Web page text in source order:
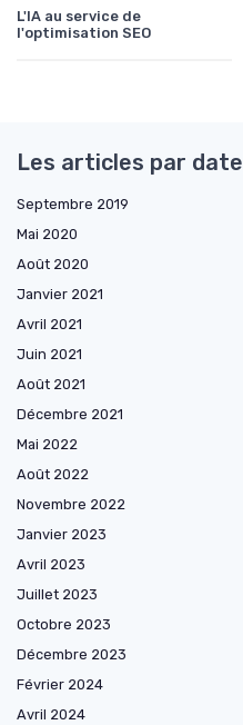
L'IA au service de
l'optimisation SEO
Les articles par date
Septembre 2019
Mai 2020
Août 2020
Janvier 2021
Avril 2021
Juin 2021
Août 2021
Décembre 2021
Mai 2022
Août 2022
Novembre 2022
Janvier 2023
Avril 2023
Juillet 2023
Octobre 2023
Décembre 2023
Février 2024
Avril 2024